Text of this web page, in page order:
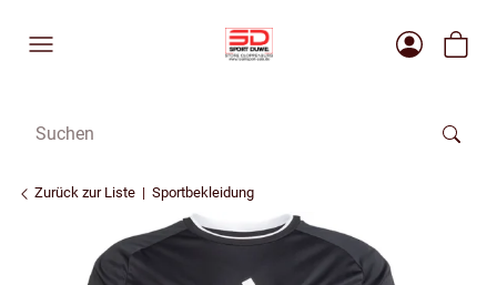
Zurück zur Liste Sportbekleidung